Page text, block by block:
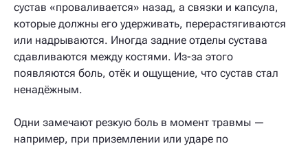
сустав «проваливается» назад, а связки и капсула,
которые должны его удерживать, перерастягиваются
или надрываются. Иногда задние отделы сустава
сдавливаются между костями. Из-за этого
появляются боль, отёк и ощущение, что сустав стал
ненадёжным.
Одни замечают резкую боль в момент травмы —
например, при приземлении или ударе по